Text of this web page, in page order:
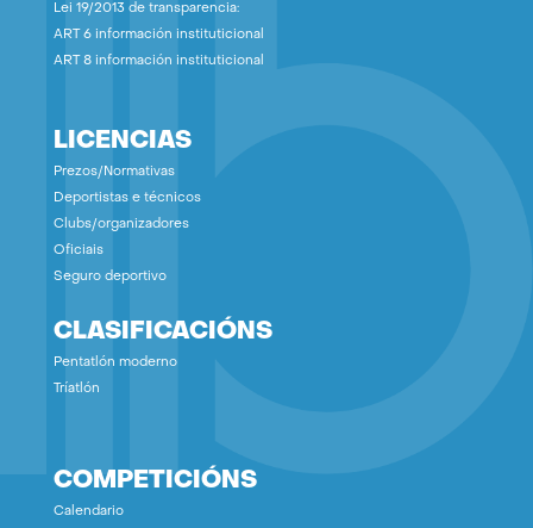
Lei 19/2013 de transparencia:
ART 6 información instituticional
ART 8 información instituticional
LICENCIAS
Prezos/Normativas
Deportistas e técnicos
Clubs/organizadores
Oficiais
Seguro deportivo
CLASIFICACIÓNS
Pentatlón moderno
Tríatlón
COMPETICIÓNS
Calendario